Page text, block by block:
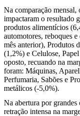
Na comparação mensal,
impactaram o resultado
produtos alimentícios
automotores, reboques
mês anterior), Produtos
(1,2%) e Celulose,
oposto, recuando na
foram: Máquinas,
Perfumaria, Sabões e
metálicos (-5,0%).
Na abertura por grandes
retração intensa na